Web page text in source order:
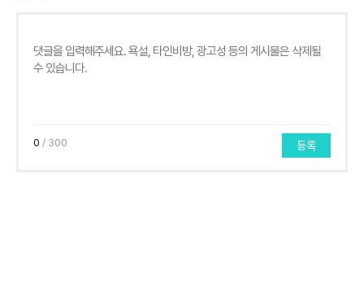
0 / 300 등록